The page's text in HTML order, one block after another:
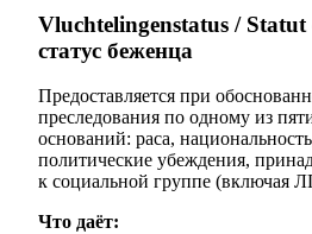
Vluchtelingenstatus /
статус беженца
Предоставляется при
преследования по одному из
оснований: раса,
политические убеждения,
к социальной группе (включая
Что даёт: